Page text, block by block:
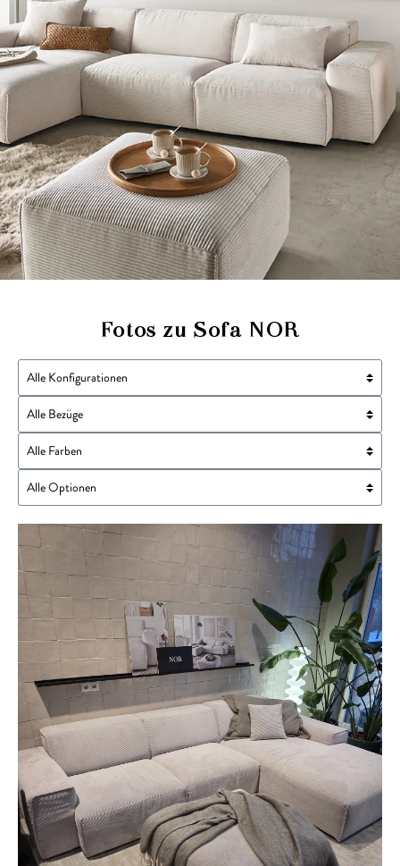
Fotos zu Sofa NOR